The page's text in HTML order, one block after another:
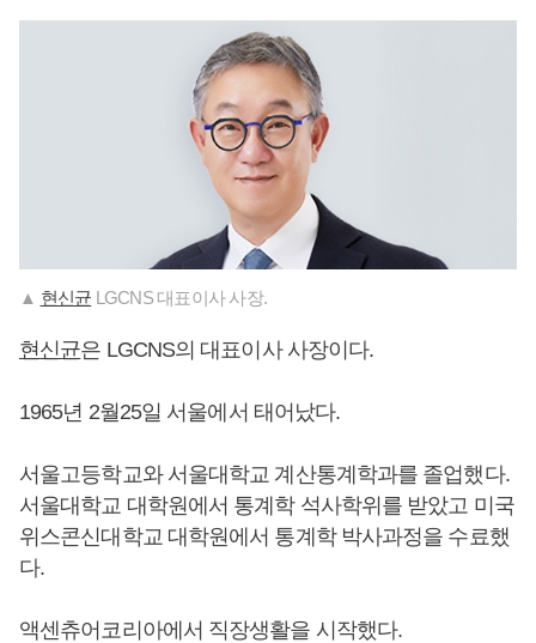
▲ 현신균 LGCNS 대표이사 사장.
현신균은 LGCNS의 대표이사 사장이다.
1965년 2월25일 서울에서 태어났다.
서울고등학교와 서울대학교 계산통계학과를 졸업했다.
서울대학교 대학원에서 통계학 석사학위를 받았고 미국
위스콘신대학교 대학원에서 통계학 박사과정을 수료했
다.
액센츄어코리아에서 직장생활을 시작했다.